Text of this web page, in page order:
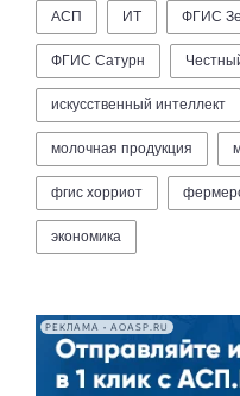
АСП ИТ ФГИС
ФГИС Сатурн
искусственный интеллект
молочная продукция
фгис хорриот
экономика
РЕКЛАМА • AOASP.RU